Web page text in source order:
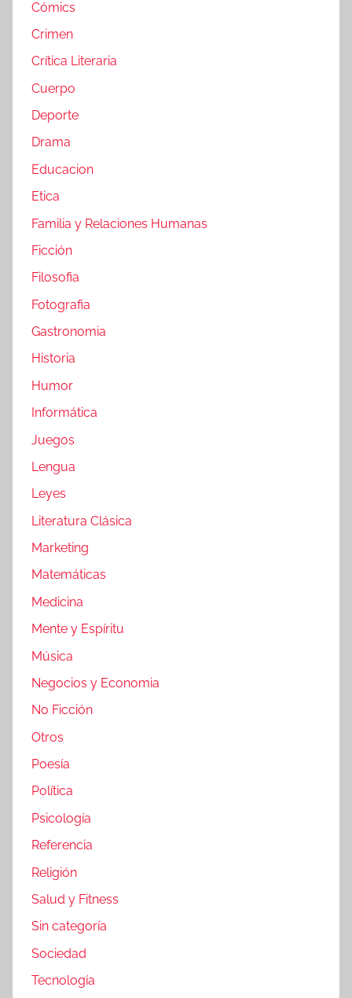
Cómics
Crimen
Crítica Literaria
Cuerpo
Deporte
Drama
Educacion
Etica
Familia y Relaciones Humanas
Ficción
Filosofia
Fotografia
Gastronomia
Historia
Humor
Informática
Juegos
Lengua
Leyes
Literatura Clásica
Marketing
Matemáticas
Medicina
Mente y Espíritu
Música
Negocios y Economia
No Ficción
Otros
Poesía
Política
Psicología
Referencia
Religión
Salud y Fitness
Sin categoría
Sociedad
Tecnología